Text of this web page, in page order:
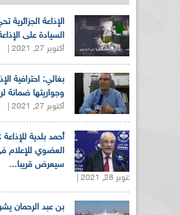
السيادة على
أكتوبر 27, 2021 |
بغالي: احترافية
وجواريتها ضمانة
أكتوبر 27, 2021 |
أحمد بلدية للإذاعة
العضوي للإعلام
سيعرض قريبا...
أكتوبر 28, 2021 |
بن عبد الرحمان